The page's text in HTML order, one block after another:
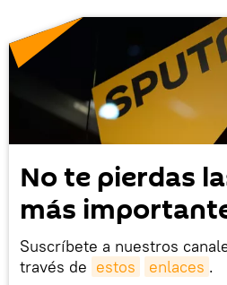
No te pierdas
más
Suscríbete a nuestros
través de estos enlaces .